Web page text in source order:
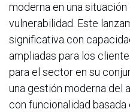
moderna en una situación
vulnerabilidad. Este
significativa con
ampliadas para los
para el sector en su
una gestión moderna del
con funcionalidad basada